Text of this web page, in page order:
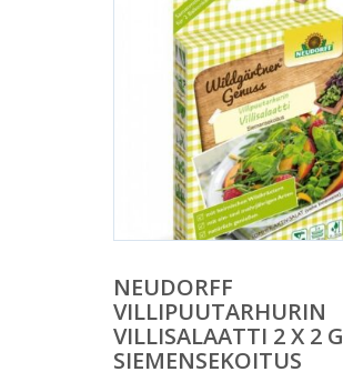
NEUDORFF
VILLIPUUTARHURIN
VILLISALAATTI 2 X 2 G
SIEMENSEKOITUS